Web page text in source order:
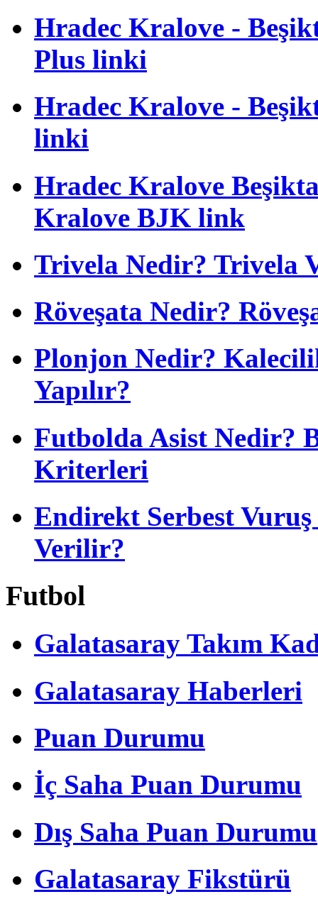
Hradec Kralove -
Plus linki
Hradec Kralove -
linki
Hradec Kralove
Kralove BJK link
Trivela Nedir? Trivela
Röveşata Nedir?
Plonjon Nedir?
Yapılır?
Futbolda Asist Nedir?
Kriterleri
Endirekt Serbest
Verilir?
Futbol
Galatasaray Takım
Galatasaray Haberleri
Puan Durumu
İç Saha Puan Durumu
Dış Saha Puan Durumu
Galatasaray Fikstürü